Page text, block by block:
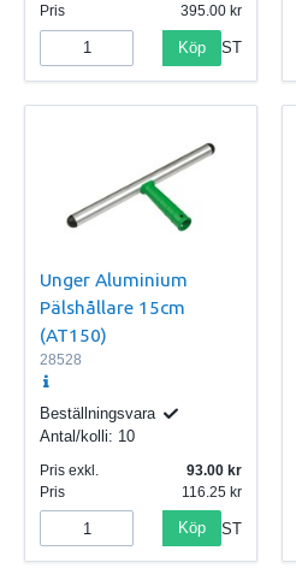
Pris
395.00
Köp ST
Unger Aluminium
Pälshållare 15cm
(AT150)
28528
Beställningsvara
Antal/kolli: 10
Pris exkl.
93.00
Pris
116.25
Köp ST